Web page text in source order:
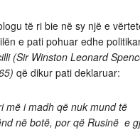
të ri bie në sy një e
e pati pohuar edhe
(Sir Winston Leonard
që dikur pati deklaruar:
më i madh që nuk mund të
në botë, por që Rusinë e